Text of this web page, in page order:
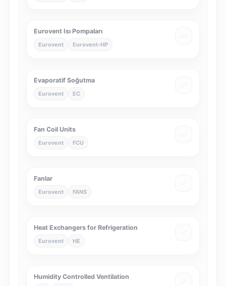
Eurovent Isı Pompaları
Eurovent Eurovent-HP
Evaporatif Soğutma
Eurovent EC
Fan Coil Units
Eurovent FCU
Fanlar
Eurovent FANS
Heat Exchangers for Refrigeration
Eurovent HE
Humidity Controlled Ventilation